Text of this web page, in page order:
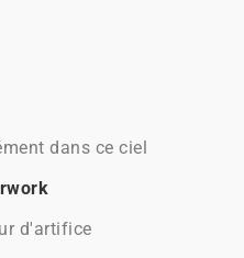
dans ce ciel
d'artifice